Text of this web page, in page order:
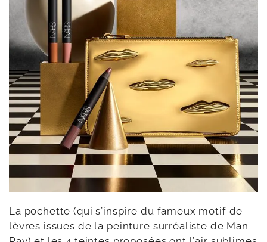
La pochette (qui s’inspire du fameux motif de
lèvres issues de la peinture surréaliste de Man